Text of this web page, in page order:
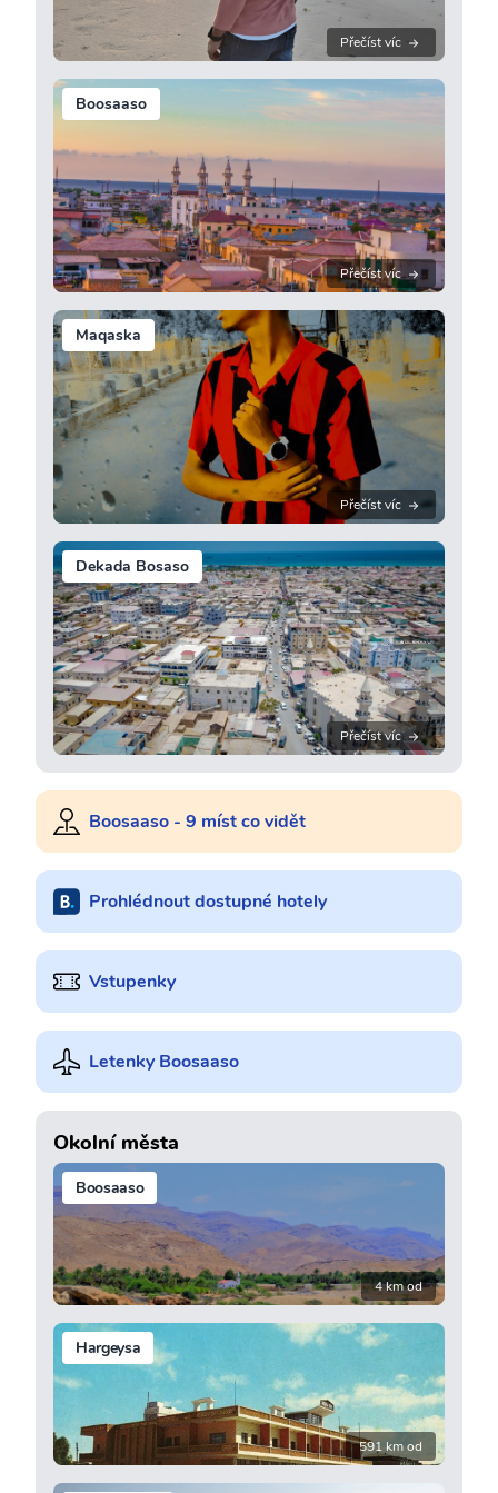
Přečíst víc
Boosaaso
Přečíst víc
Maqaska
Přečíst víc
Dekada Bosaso
Přečíst víc
Boosaaso - 9 míst co vidět
Prohlédnout dostupné hotely
Vstupenky
Letenky Boosaaso
Okolní města
Boosaaso
4 km od
Hargeysa
591 km od